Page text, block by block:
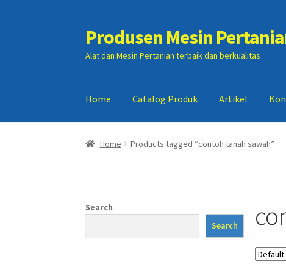
Skip
to
navigation
Skip
to
content
Produsen Mesin
Alat dan Mesin Pertanian terbaik dan berkualitas
Home Catalog Produk Artikel
Home Artikel Cart Checkout Kontak Kami My
Home Products tagged “contoh tanah sawah”
Search
Search